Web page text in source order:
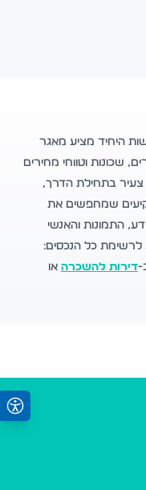
היחיד מציע מאגר
שכונות וטווחי מחירים
בתחילת הדרך,
שמחפשים את
התמונות והאנשי
כל הנכסים:
דירות להשכרה או